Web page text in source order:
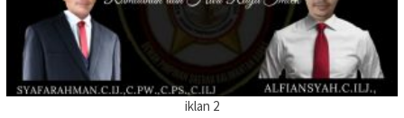
iklan 2